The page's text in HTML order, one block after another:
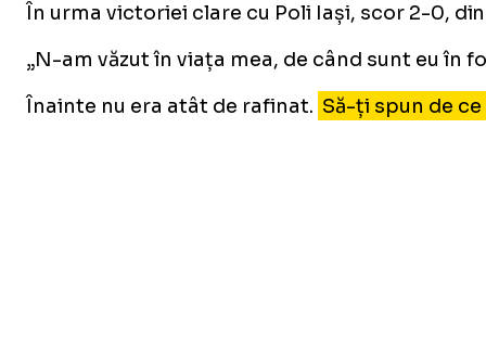
În urma victoriei clare cu Poli Iași, scor 2-0,
„N-am văzut în viața mea, de când sunt eu în
Înainte nu era atât de rafinat. Să-ți spun de